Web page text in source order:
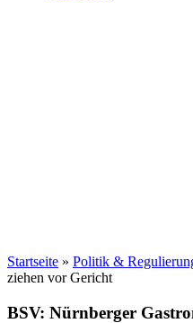
Startseite » Politik &
ziehen vor Gericht
BSV: Nürnberger